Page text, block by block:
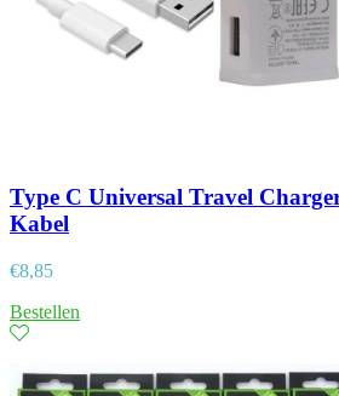
Type C Universal Travel
Kabel
€8,85
Bestellen